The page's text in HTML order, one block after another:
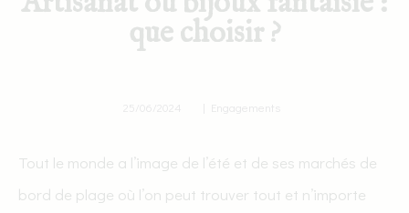
que choisir ?
25/06/2024 Engagements
Tout le monde a l’image de l’été et de ses marchés de
bord de plage où l’on peut trouver tout et n’importe